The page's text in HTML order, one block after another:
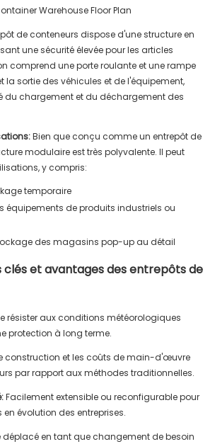
de conteneurs dispose d'une structure en
une sécurité élevée pour les articles
comprend une porte roulante et une rampe
la sortie des véhicules et de l'équipement,
du chargement et du déchargement des
Bien que conçu comme un entrepôt de
modulaire est très polyvalente. Il peut
y compris:
temporaire
équipements de produits industriels ou
des magasins pop-up au détail
et avantages des entrepôts de
résister aux conditions météorologiques
protection à long terme.
construction et les coûts de main-d'œuvre
par rapport aux méthodes traditionnelles.
Facilement extensible ou reconfigurable pour
évolution des entreprises.
déplacé en tant que changement de besoin